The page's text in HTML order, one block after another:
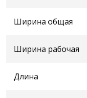
Ширина общая
Ширина рабочая
Длина